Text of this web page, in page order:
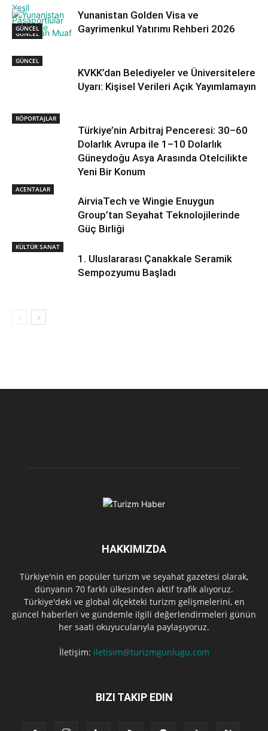
GÜNCEL
GÜNCEL
Yunanistan Golden Visa ve
Gayrimenkul Yatırımı Rehberi 2026
GÜNCEL
KVKK’dan Belediyeler ve Üniversitelere
Uyarı: Kişisel Verileri Açık Yayımlamayın
RÖPORTAJLAR
Türkiye’nin Arbitraj Penceresi: 30–60
Dolarlık Avrupa ile 1–10 Dolarlık
Güneydoğu Asya Arasında Otelcilikte
Yeni Bir Konum
ACENTALAR
AirviaTech ve Wingie Enuygun
Group’tan Seyahat Teknolojilerinde
Güç Birliği
KÜLTÜR SANAT
1. Uluslararası Çanakkale Seramik
Sempozyumu Başladı
HAKKIMIZDA
Türkiye'nin en popüler turizm ve seyahat gazetesi olarak,
dünyanın 70 farklı ülkesinden aktif trafik alıyoruz.
Türkiye'deki ve global ölçekteki turizm gelişmelerini, en
güncel haberleri ve gündemle ilgili değerlendirmeleri günün
her saati okuyucularıyla paylaşıyoruz.
İletişim: iletisim@turizmgunlugu.com
BIZI TAKIP EDIN